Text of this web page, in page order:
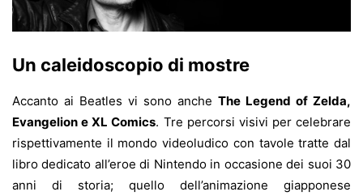
Un caleidoscopio di mostre
Accanto ai Beatles vi sono anche The Legend of Zelda,
Evangelion e XL Comics. Tre percorsi visivi per celebrare
rispettivamente il mondo videoludico con tavole tratte dal
libro dedicato all’eroe di Nintendo in occasione dei suoi 30
anni di storia; quello dell’animazione giapponese